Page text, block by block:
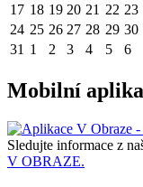
17 18 19 20 21 22 23
24 25 26 27 28 29 30
31 1 2 3 4 5 6
Mobilní
Sledujte informace z
V OBRAZE.